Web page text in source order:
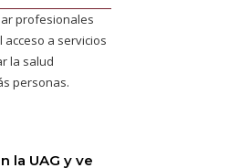
profesionales
a servicios
la salud
personas.
la UAG y ve